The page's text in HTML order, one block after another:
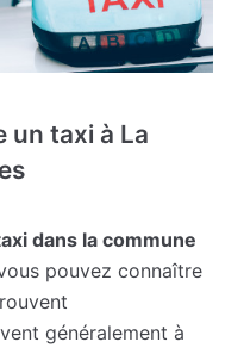
un taxi à La
dans la commune
pouvez connaître
généralement à